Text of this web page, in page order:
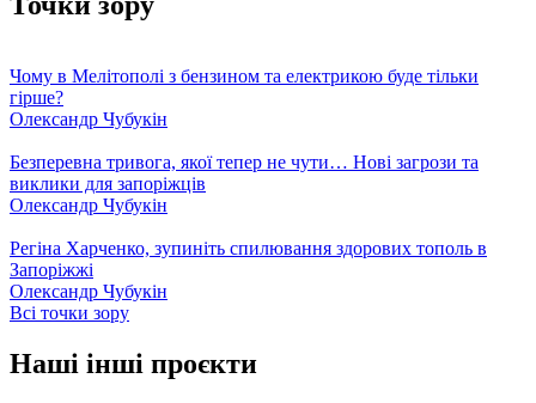
Чому в Мелітополі з бензином та електрикою буде тільки
гірше?
Олександр Чубукін
Безперевна тривога, якої тепер не чути… Нові загрози та
виклики для запоріжців
Олександр Чубукін
Регіна Харченко, зупиніть спилювання здорових тополь в
Запоріжжі
Олександр Чубукін
Всі точки зору
Наші інші проєкти